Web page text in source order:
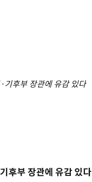
후부 장관에 유감 있다